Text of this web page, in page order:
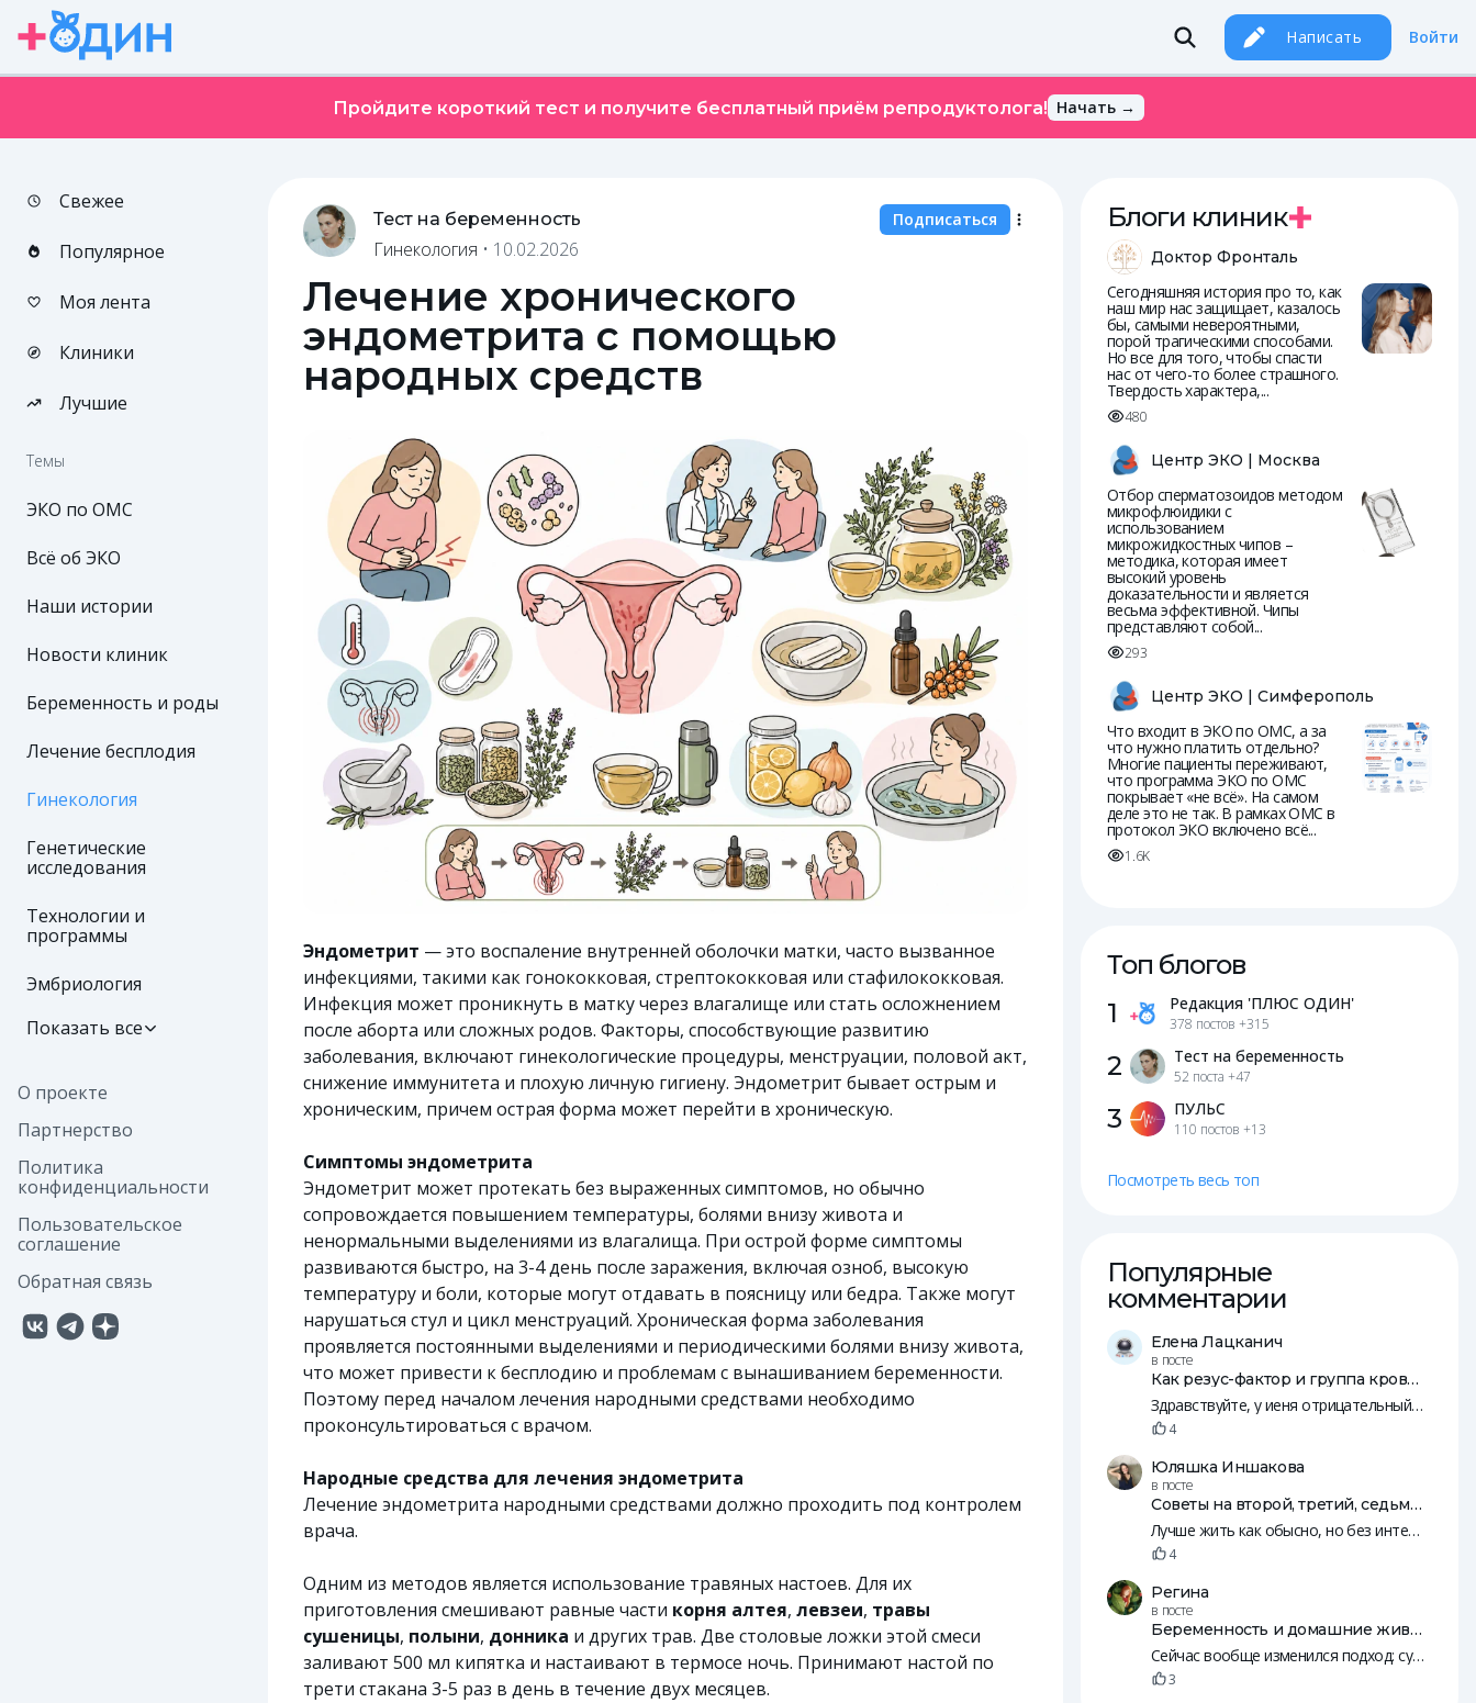
Написать Войти
Пройдите короткий тест и получите бесплатный приём репродуктолога! Начать →
Свежее
Популярное
Моя лента
Клиники
Лучшие
Темы
ЭКО по ОМС
Всё об ЭКО
Наши истории
Новости клиник
Беременность и роды
Лечение бесплодия
Гинекология
Генетические
исследования
Технологии и
программы
Эмбриология
Показать все
О проекте
Партнерство
Политика
конфиденциальности
Пользовательское
соглашение
Обратная связь
Тест на беременность Подписаться
Гинекология • 10.02.2026
Лечение хронического
эндометрита с помощью
народных средств
Эндометрит — это воспаление внутренней оболочки матки, часто вызванное
инфекциями, такими как гонококковая, стрептококковая или стафилококковая.
Инфекция может проникнуть в матку через влагалище или стать осложнением
после аборта или сложных родов. Факторы, способствующие развитию
заболевания, включают гинекологические процедуры, менструации, половой акт,
снижение иммунитета и плохую личную гигиену. Эндометрит бывает острым и
хроническим, причем острая форма может перейти в хроническую.
Симптомы эндометрита
Эндометрит может протекать без выраженных симптомов, но обычно
сопровождается повышением температуры, болями внизу живота и
ненормальными выделениями из влагалища. При острой форме симптомы
развиваются быстро, на 3-4 день после заражения, включая озноб, высокую
температуру и боли, которые могут отдавать в поясницу или бедра. Также могут
нарушаться стул и цикл менструаций. Хроническая форма заболевания
проявляется постоянными выделениями и периодическими болями внизу живота,
что может привести к бесплодию и проблемам с вынашиванием беременности.
Поэтому перед началом лечения народными средствами необходимо
проконсультироваться с врачом.
Народные средства для лечения эндометрита
Лечение эндометрита народными средствами должно проходить под контролем
врача.
Одним из методов является использование травяных настоев. Для их
приготовления смешивают равные части корня алтея, левзеи, травы
сушеницы, полыни, донника и других трав. Две столовые ложки этой смеси
заливают 500 мл кипятка и настаивают в термосе ночь. Принимают настой по
трети стакана 3-5 раз в день в течение двух месяцев.
Блоги клиник
Доктор Фронталь
Сегодняшняя история про то, как
наш мир нас защищает, казалось
бы, самыми невероятными,
порой трагическими способами.
Но все для того, чтобы спасти
нас от чего-то более страшного.
Твердость характера,...
480
Центр ЭКО | Москва
Отбор сперматозоидов методом
микрофлюидики с
использованием
микрожидкостных чипов –
методика, которая имеет
высокий уровень
доказательности и является
весьма эффективной. Чипы
представляют собой...
293
Центр ЭКО | Симферополь
Что входит в ЭКО по ОМС, а за
что нужно платить отдельно?
Многие пациенты переживают,
что программа ЭКО по ОМС
покрывает «не всё». На самом
деле это не так. В рамках ОМС в
протокол ЭКО включено всё...
1.6K
Топ блогов
1
Редакция 'ПЛЮС ОДИН'
378 постов+315
2 Тест на беременность
52 поста+47
3 ПУЛЬС
110 постов+13
Посмотреть весь топ
Популярные
комментарии
Елена Лацканич
в посте
Как резус-фактор и группа крови влияют на зачатие и беременность
Здравствуйте, у иеня отрицательный резус, у мужа положительны. Пятеро общих детей, младшей уде 14 лет.
4
Юляшка Иншакова
в посте
Советы на второй, третий, седьмой, 10, 12 и 18 день после переноса эмбрионов
Лучше жить как обысно, но без интенсивных занятий, резких движений и т. п. Нужно, чтобы был кровоток. Просто будьте к себе внимательнее, а так живите жизнь 😄
4
Регина
в посте
Беременность и домашние животные
Сейчас вообще изменился подход: судя по рилсам, с собаками начинают знакомить детей еще в животе. А потом и младенцы вместе с животными спят
3